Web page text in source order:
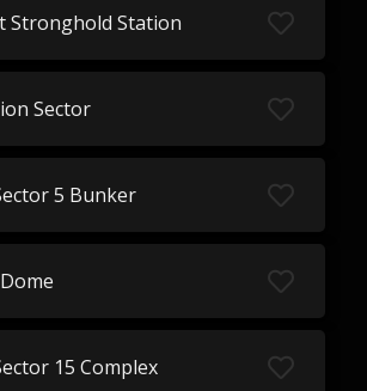
Stronghold Station
Sector
5 Bunker
15 Complex